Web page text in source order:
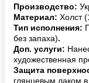
Производство:
Материал: Холст
Тип исполнения:
без запаха).
Доп. услуги:
художественная
Защита
глянцевым лаком в